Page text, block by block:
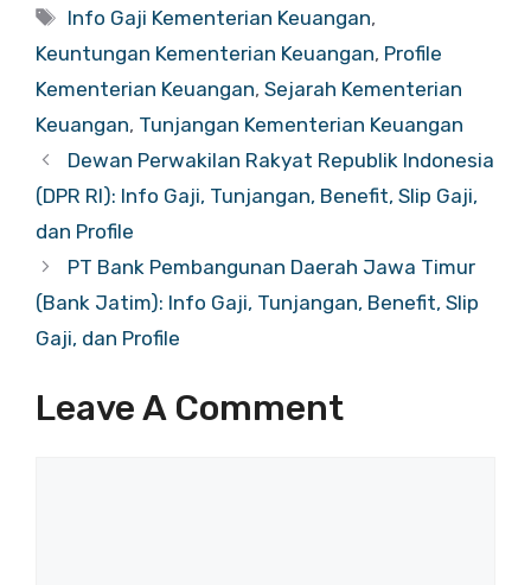
Tags
Info Gaji Kementerian Keuangan,
Keuntungan Kementerian Keuangan, Profile
Kementerian Keuangan, Sejarah Kementerian
Keuangan, Tunjangan Kementerian Keuangan
Dewan Perwakilan Rakyat Republik Indonesia
(DPR RI): Info Gaji, Tunjangan, Benefit, Slip Gaji,
dan Profile
PT Bank Pembangunan Daerah Jawa Timur
(Bank Jatim): Info Gaji, Tunjangan, Benefit, Slip
Gaji, dan Profile
Leave A Comment